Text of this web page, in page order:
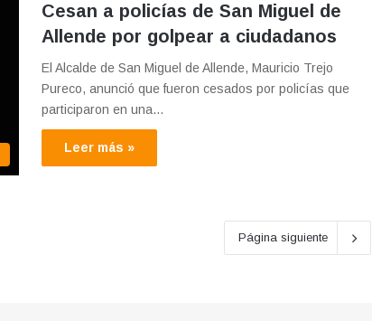
Cesan a policías de San Miguel de
Allende por golpear a ciudadanos
El Alcalde de San Miguel de Allende, Mauricio Trejo
Pureco, anunció que fueron cesados por policías que
participaron en una…
Leer más »
Página siguiente